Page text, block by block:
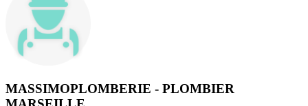
MASSIMOPLOMBERIE - PLOMBIER